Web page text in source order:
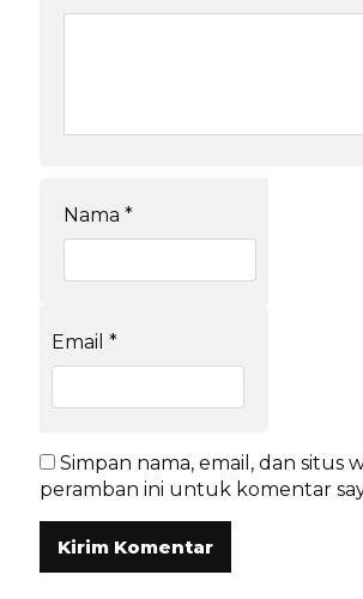
Nama *
Email *
Simpan nama, email, dan situs
peramban ini untuk komentar